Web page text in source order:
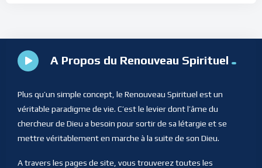
A Propos du Renouveau Spirituel
Plus qu’un simple concept, le Renouveau Spirituel est un
véritable paradigme de vie. C’est le levier dont l’âme du
chercheur de Dieu a besoin pour sortir de sa létargie et se
mettre véritablement en marche à la suite de son Dieu.
A travers les pages de site, vous trouverez toutes les